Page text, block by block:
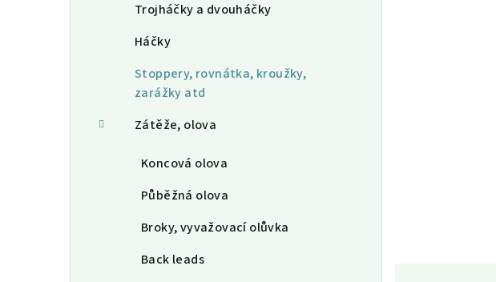
Trojháčky a dvouháčky
Háčky
Stoppery, rovnátka, kroužky,
zarážky atd
Zátěže, olova
Koncová olova
Půběžná olova
Broky, vyvažovací olůvka
Back leads